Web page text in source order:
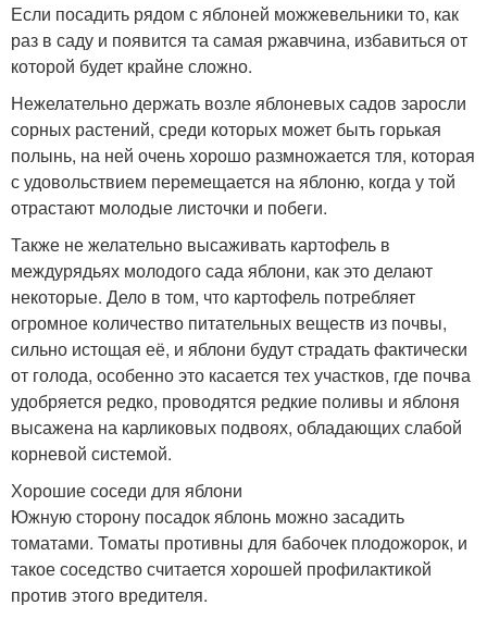
Если посадить рядом с яблоней можжевельники то, как
раз в саду и появится та самая ржавчина, избавиться от
которой будет крайне сложно.
Нежелательно держать возле яблоневых садов заросли
сорных растений, среди которых может быть горькая
полынь, на ней очень хорошо размножается тля, которая
с удовольствием перемещается на яблоню, когда у той
отрастают молодые листочки и побеги.
Также не желательно высаживать картофель в
междурядьях молодого сада яблони, как это делают
некоторые. Дело в том, что картофель потребляет
огромное количество питательных веществ из почвы,
сильно истощая её, и яблони будут страдать фактически
от голода, особенно это касается тех участков, где почва
удобряется редко, проводятся редкие поливы и яблоня
высажена на карликовых подвоях, обладающих слабой
корневой системой.
Хорошие соседи для яблони
Южную сторону посадок яблонь можно засадить
томатами. Томаты противны для бабочек плодожорок, и
такое соседство считается хорошей профилактикой
против этого вредителя.